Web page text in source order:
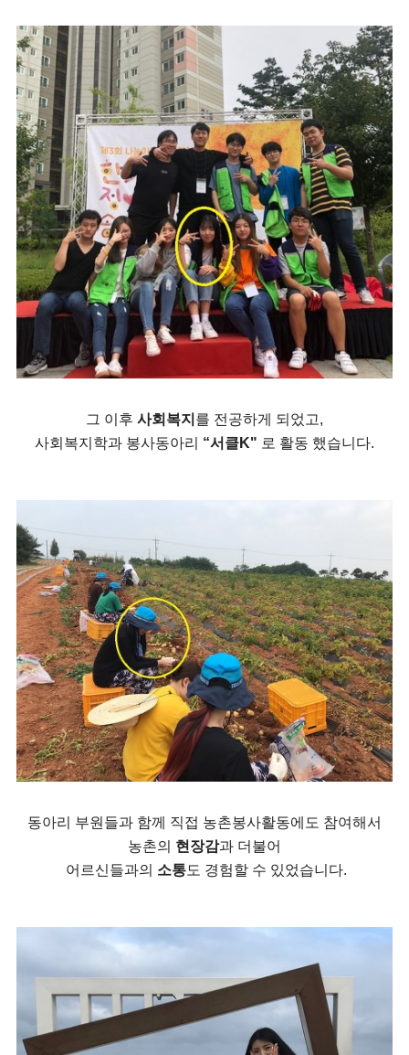
그 이후 사회복지 를 전공하게 되었고,
사회복지학과 봉사동아리 “서클K" 로 활동 했습니다.
동아리 부원들과 함께 직접 농촌봉사활동에도 참여해서
농촌의 현장감과 더불어
어르신들과의 소통도 경험할 수 있었습니다.